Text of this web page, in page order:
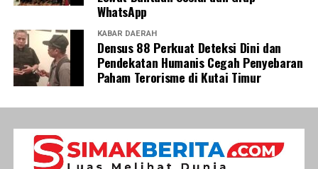
WhatsApp
KABAR DAERAH
Densus 88 Perkuat Deteksi Dini dan
Pendekatan Humanis Cegah Penyebaran
Paham Terorisme di Kutai Timur